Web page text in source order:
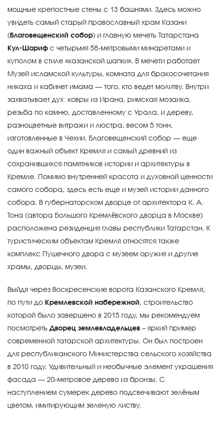
мощные крепостные стены с 13 башнями. Здесь можно
увидеть самый старый православный храм Казани
(Благовещенский собор) и главную мечеть Татарстана
Кул-Шариф с четырьмя 58-метровыми минаретами и
куполом в стиле «казанской шапки». В мечети работает
Музей исламской культуры, комната для бракосочетания
никаха и кабинет имама — того, кто ведет молитву. Внутри
захватывает дух: ковры из Ирана, римская мозаика,
резьба по камню, доставленному с Урала, и дереву,
разноцветные витражи и люстра, весом 5 тонн,
изготовленные в Чехии. Благовещенский собор — еще
один важный объект Кремля и самый древний из
сохранившихся памятников истории и архитектуры в
Кремле. Помимо внутренней красота и духовной ценности
самого собора, здесь есть еще и музей истории данного
собора. В губернаторском дворце от архитектора К. А.
Тона (автора Большого Кремлёвского дворца в Москве)
расположена резиденция главы республики Татарстан. К
туристическим объектам Кремля относятся также
комплекс Пушечного двора с музеем оружия и другие
храмы, дворцы, музеи.
Выйдя через Воскресенские ворота Казанского Кремля,
по пути до Кремлевской набережной, строительство
которой было завершено в 2015 году, мы рекомендуем
посмотреть Дворец землевладельцев – яркий пример
современной татарской архитектуры. Он был построен
для республиканского Министерства сельского хозяйства
в 2010 году. Удивительный и необычные элемент украшения
фасада — 20-метровое дерево из бронзы. С
наступлением сумерек дерево подсвечивают зелёным
цветом, имитирующим зеленую листву.